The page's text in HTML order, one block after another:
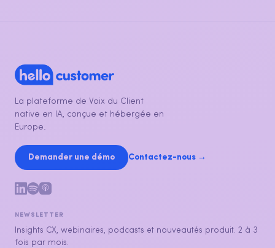
La plateforme de Voix du Client
native en IA, conçue et hébergée en
Europe.
Demander une démo Contactez-nous →
NEWSLETTER
Insights CX, webinaires, podcasts et nouveautés produit. 2 à 3
fois par mois.